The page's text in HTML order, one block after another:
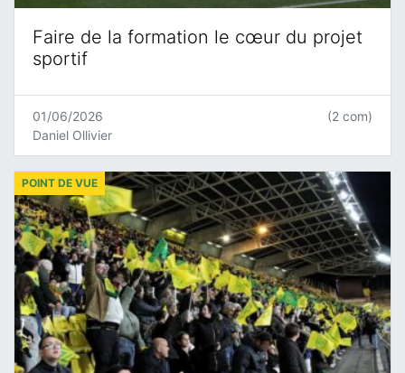
Faire de la formation le cœur du projet
sportif
01/06/2026
Daniel Ollivier
(2 com)
POINT DE VUE